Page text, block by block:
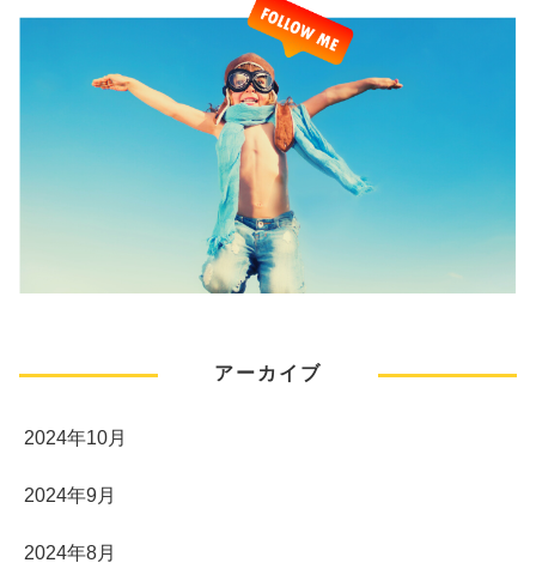
アーカイブ
2024年10月
2024年9月
2024年8月